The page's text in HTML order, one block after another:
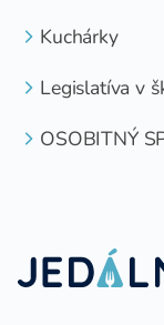
Kuchárky
Legislatíva v
OSOBITNÝ